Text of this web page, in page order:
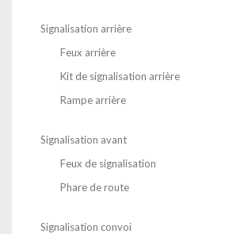
Signalisation arrière
Feux arrière
Kit de signalisation arrière
Rampe arrière
Signalisation avant
Feux de signalisation
Phare de route
Signalisation convoi